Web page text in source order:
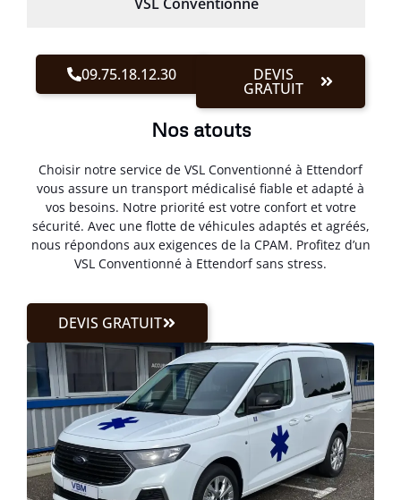
09.75.18.12.30 DEVIS
GRATUIT
Nos atouts
Choisir notre service de VSL Conventionné à Ettendorf
vous assure un transport médicalisé fiable et adapté à
vos besoins. Notre priorité est votre confort et votre
sécurité. Avec une flotte de véhicules adaptés et agréés,
nous répondons aux exigences de la CPAM. Profitez d’un
VSL Conventionné à Ettendorf sans stress.
DEVIS GRATUIT